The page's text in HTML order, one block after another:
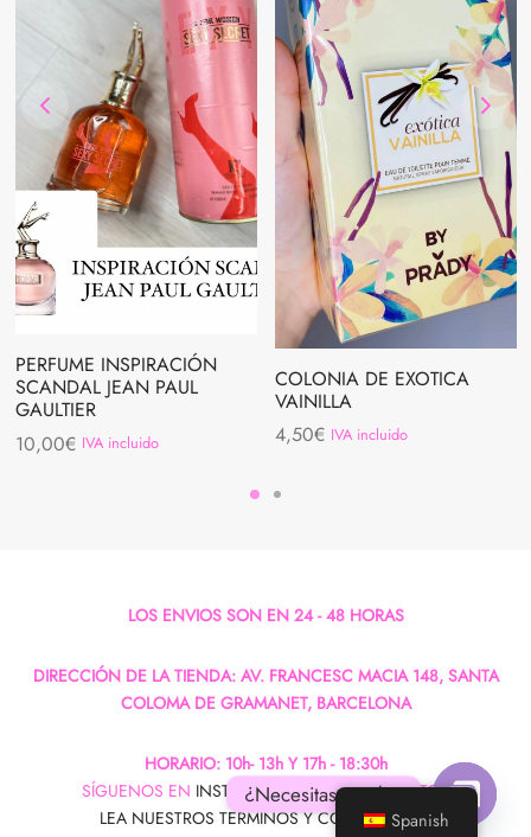
PERFUME INSPIRACIÓN
SCANDAL JEAN PAUL
GAULTIER
10,00€ IVA incluido
COLONIA DE EXOTICA
VAINILLA
4,50€ IVA incluido
LOS ENVIOS SON EN 24 - 48 HORAS
DIRECCIÓN DE LA TIENDA: AV. FRANCESC MACIA 148, SANTA
COLOMA DE GRAMANET, BARCELONA
HORARIO: 10h- 13h Y 17h - 18:30h
SÍGUENOS EN INSTAGRAM,FACEBOOKY TIKTOK
LEA NUESTROS TERMINOS Y CONDICIONES
Spanish
¿Necesitas ayuda?